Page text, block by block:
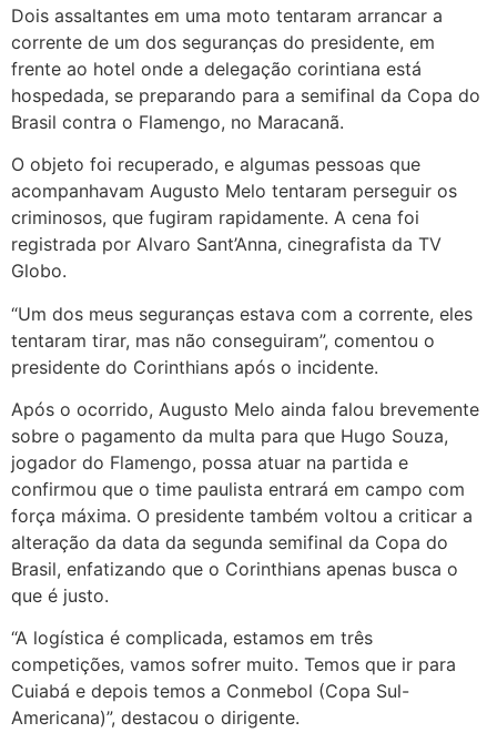
Dois assaltantes em uma moto tentaram arrancar a
corrente de um dos seguranças do presidente, em
frente ao hotel onde a delegação corintiana está
hospedada, se preparando para a semifinal da Copa do
Brasil contra o Flamengo, no Maracanã.
O objeto foi recuperado, e algumas pessoas que
acompanhavam Augusto Melo tentaram perseguir os
criminosos, que fugiram rapidamente. A cena foi
registrada por Alvaro Sant’Anna, cinegrafista da TV
Globo.
“Um dos meus seguranças estava com a corrente, eles
tentaram tirar, mas não conseguiram”, comentou o
presidente do Corinthians após o incidente.
Após o ocorrido, Augusto Melo ainda falou brevemente
sobre o pagamento da multa para que Hugo Souza,
jogador do Flamengo, possa atuar na partida e
confirmou que o time paulista entrará em campo com
força máxima. O presidente também voltou a criticar a
alteração da data da segunda semifinal da Copa do
Brasil, enfatizando que o Corinthians apenas busca o
que é justo.
“A logística é complicada, estamos em três
competições, vamos sofrer muito. Temos que ir para
Cuiabá e depois temos a Conmebol (Copa Sul-
Americana)”, destacou o dirigente.